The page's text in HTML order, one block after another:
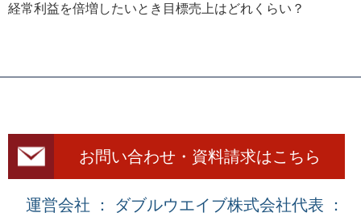
経常利益を倍増したいとき目標売上はどれくらい？
お問い合わせ・資料請求はこちら
運営会社 ： ダブルウエイブ株式会社代表 ：